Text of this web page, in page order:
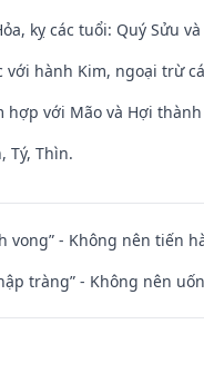
kỵ các tuổi: Quý Sửu và
với hành Kim, ngoại trừ
với Mão và Hợi
Tý, Thìn.
vong” - Không nên tiến
tràng” - Không nên